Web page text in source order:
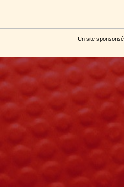
Un site